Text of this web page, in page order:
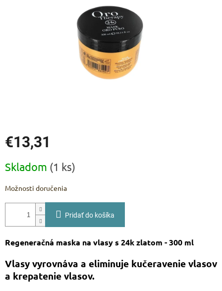
€13,31
cena:
Skladom (1 ks)
Možnosti doručenia
Pridať do košíka
Regeneračná maska na vlasy s 24k zlatom - 300 ml
Vlasy vyrovnáva a eliminuje kučeravenie vlasov
a krepatenie vlasov.